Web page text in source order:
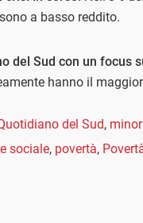
a basso reddito.
del Sud con un focus
hanno il
del Sud,
sociale, povertà,